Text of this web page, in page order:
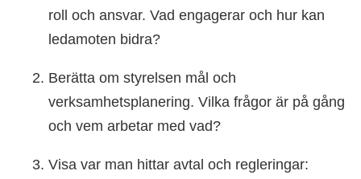
roll och ansvar. Vad engagerar och hur kan
ledamoten bidra?
Berätta om styrelsen mål och
verksamhetsplanering. Vilka frågor är på gång
och vem arbetar med vad?
Visa var man hittar avtal och regleringar: